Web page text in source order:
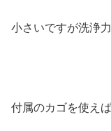
小さいですが洗浄
付属のカゴを使え